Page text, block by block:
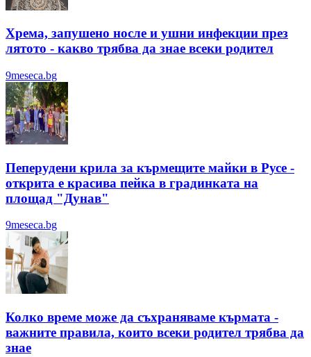
Хрема, запушено носле и ушни инфекции през
лятотo - какво трябва да знае всеки родител
9meseca.bg
Пеперудени крила за кърмещите майки в Русе -
открита е красива пейка в градинката на
площад "Дунав"
9meseca.bg
Колко време може да съхраняваме кърмата -
важните правила, които всеки родител трябва да
знае